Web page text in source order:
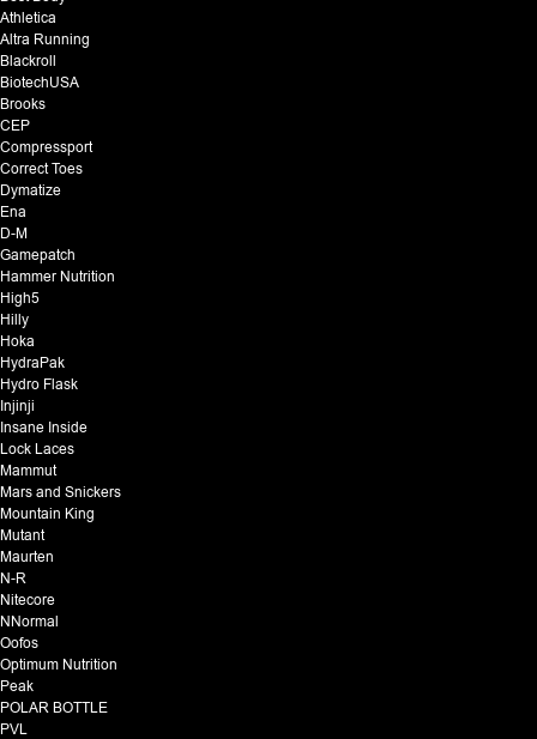
Athletica
Altra Running
Blackroll
BiotechUSA
Brooks
CEP
Compressport
Correct Toes
Dymatize
Ena
D-M
Gamepatch
Hammer Nutrition
High5
Hilly
Hoka
HydraPak
Hydro Flask
Injinji
Insane Inside
Lock Laces
Mammut
Mars and Snickers
Mountain King
Mutant
Maurten
N-R
Nitecore
NNormal
Oofos
Optimum Nutrition
Peak
POLAR BOTTLE
PVL